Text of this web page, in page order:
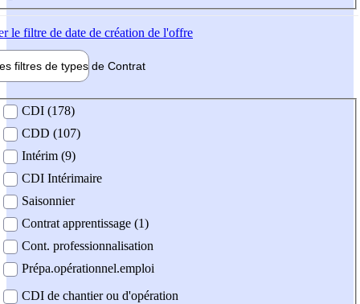
le filtre de date de création de l'offre
filtres de types de Contrat
contrat
CDI (178)
CDD (107)
Intérim (9)
CDI Intérimaire
Saisonnier
Contrat apprentissage (1)
Cont. professionnalisation
Prépa.opérationnel.emploi
CDI de chantier ou d'opération